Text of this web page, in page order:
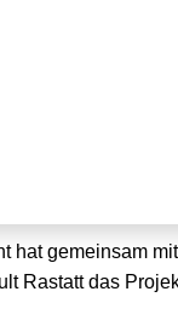
hat gemeinsam
Rastatt das